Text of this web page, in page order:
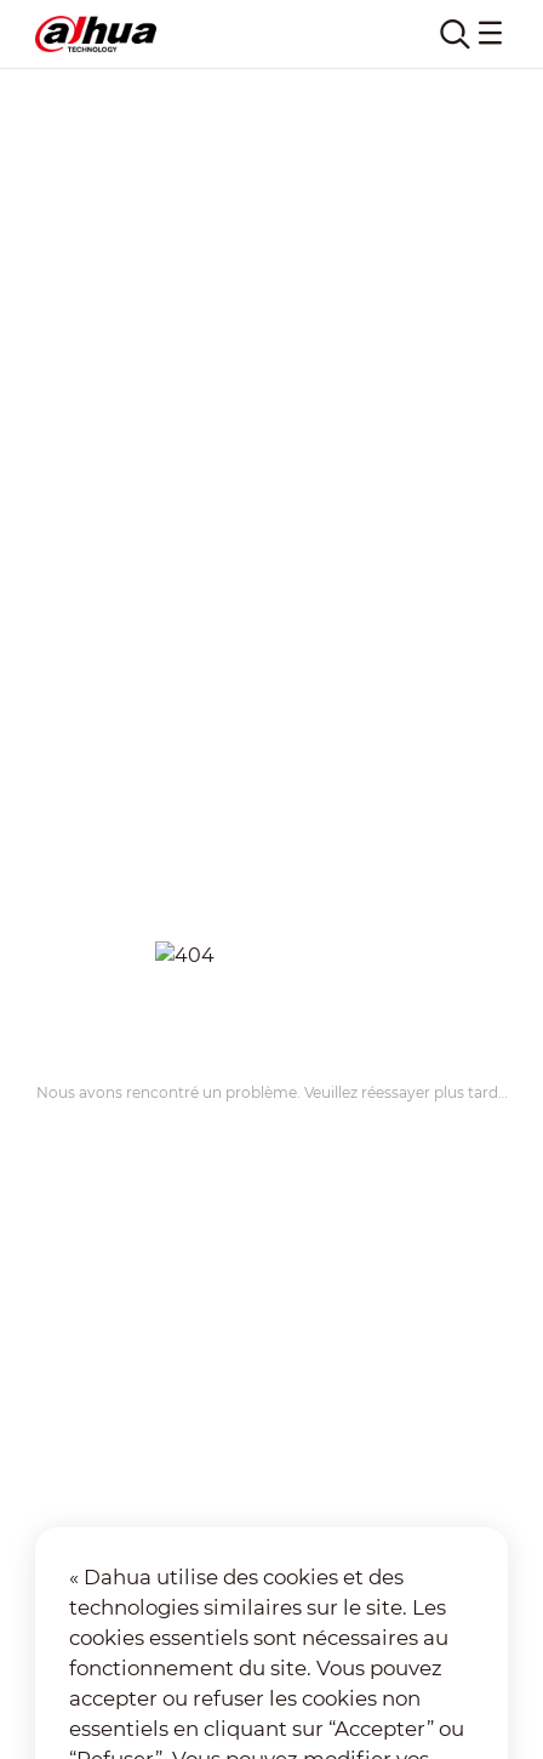
Nous avons rencontré un problème. Veuillez réessayer plus tard…
« Dahua utilise des cookies et des
technologies similaires sur le site. Les
cookies essentiels sont nécessaires au
fonctionnement du site. Vous pouvez
accepter ou refuser les cookies non
essentiels en cliquant sur “Accepter” ou